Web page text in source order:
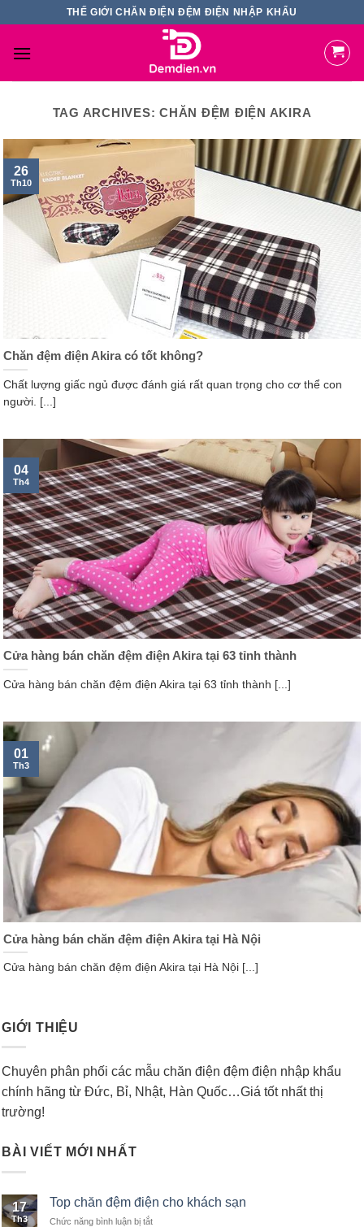
content
THẾ GIỚI CHĂN ĐIỆN ĐỆM ĐIỆN NHẬP KHẨU
TAG ARCHIVES:CHĂN ĐỆM ĐIỆN AKIRA
Chăn đệm điện Akira có tốt không?
Chất lượng giấc ngủ được đánh giá rất quan trọng cho cơ thể con
người. [...]
26
Th10
Cửa hàng bán chăn đệm điện Akira tại 63 tỉnh thành
Cửa hàng bán chăn đệm điện Akira tại 63 tỉnh thành [...]
04
Th4
Cửa hàng bán chăn đệm điện Akira tại Hà Nội
Cửa hàng bán chăn đệm điện Akira tại Hà Nội [...]
01
Th3
GIỚI THIỆU
Chuyên phân phối các mẫu chăn điện đệm điện nhập khẩu
chính hãng từ Đức, Bỉ, Nhật, Hàn Quốc…Giá tốt nhất thị
trường!
BÀI VIẾT MỚI NHẤT
17
Th3
Top chăn đệm điện cho khách sạn
Chức năng bình luận bị tắt